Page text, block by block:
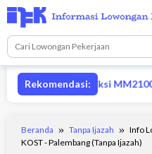
Loncat
ke
konten
Rekomendasi:
supervisor produksi MM2100
Beranda Tanpa Ijazah
Info
KOST - Palembang (Tanpa Ijazah)